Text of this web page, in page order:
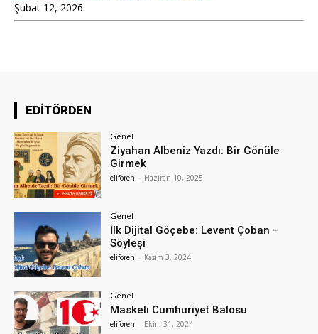
Şubat 12, 2026
EDİTÖRDEN
Genel
Ziyahan Albeniz Yazdı: Bir Gönüle
Girmek
eliforen - Haziran 10, 2025
Genel
İlk Dijital Göçebe: Levent Çoban –
Söyleşi
eliforen - Kasım 3, 2024
Genel
Maskeli Cumhuriyet Balosu
eliforen - Ekim 31, 2024